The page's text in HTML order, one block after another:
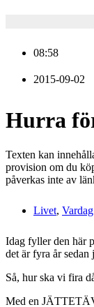
08:58
2015-09-02
Hurra
Texten kan
provision om du
påverkas inte av
Livet, Vardag
Idag fyller den här
det är fyra år
Så, hur ska vi fira
Med en